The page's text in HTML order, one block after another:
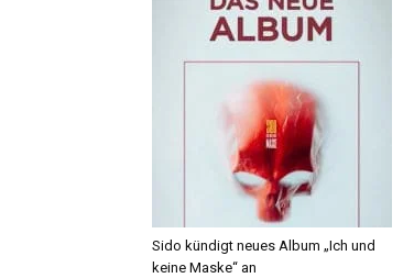
Sido kündigt neues Album „Ich und
keine Maske“ an